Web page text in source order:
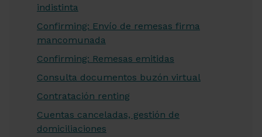
indistinta
Confirming: Envío de remesas firma
mancomunada
Confirming: Remesas emitidas
Consulta documentos buzón virtual
Contratación renting
Cuentas canceladas, gestión de
domiciliaciones